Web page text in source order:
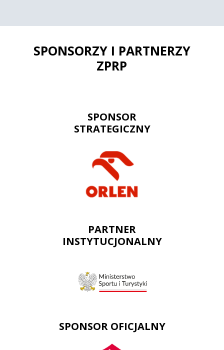
SPONSORZY I PARTNERZY
ZPRP
SPONSOR
STRATEGICZNY
PARTNER
INSTYTUCJONALNY
SPONSOR OFICJALNY